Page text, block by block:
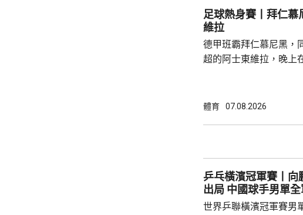
月至翌年3月期間，曾
俗場所，向十多名外籍
足球熱身賽丨拜仁慕
維拉
德甲班霸拜仁慕尼黑，
超的阿士東維拉，晚上
射，貼柱出底線，之後
局。維拉上半場未見具
半場初段，維拉曾有一
體育 07.08.2026
乒乓橫濱冠軍賽丨向
出局 中國球手男單
世界乒聯橫濱冠軍賽男